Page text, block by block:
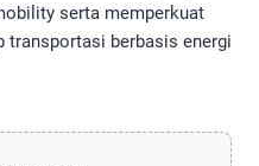
serta memperkuat
transportasi berbasis energi